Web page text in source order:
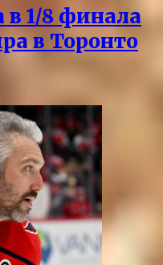
1/8 финала
в Торонто